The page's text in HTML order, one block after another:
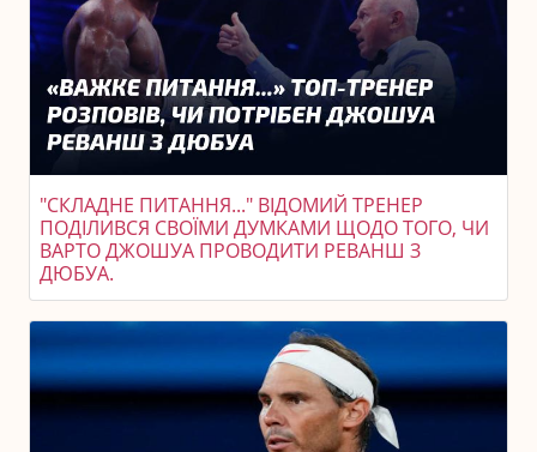
"СКЛАДНЕ ПИТАННЯ..." ВІДОМИЙ ТРЕНЕР
ПОДІЛИВСЯ СВОЇМИ ДУМКАМИ ЩОДО ТОГО, ЧИ
ВАРТО ДЖОШУА ПРОВОДИТИ РЕВАНШ З
ДЮБУА.